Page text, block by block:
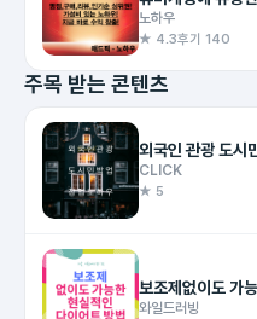
노하우
★ 4.3후기 140
주목 받는 콘텐츠
외국인 관광 도시
CLICK
★ 5
보조제없이도 가
와일드러빙